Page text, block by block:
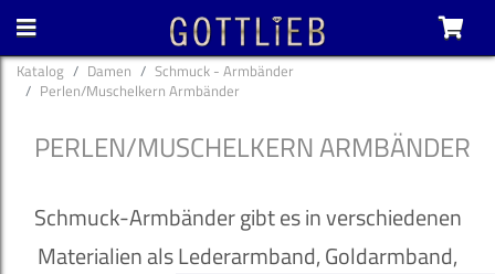
Katalog Damen
Schmuck - Armbänder
Perlen/Muschelkern Armbänder
PERLEN/MUSCHELKERN ARMBÄNDER
Schmuck-Armbänder gibt es in verschiedenen
Materialien als Lederarmband, Goldarmband,